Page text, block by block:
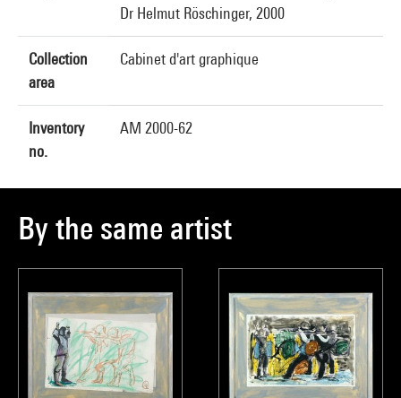
Dr Helmut Röschinger, 2000
Collection
area
Cabinet d'art graphique
Inventory
no.
AM 2000-62
By the same artist